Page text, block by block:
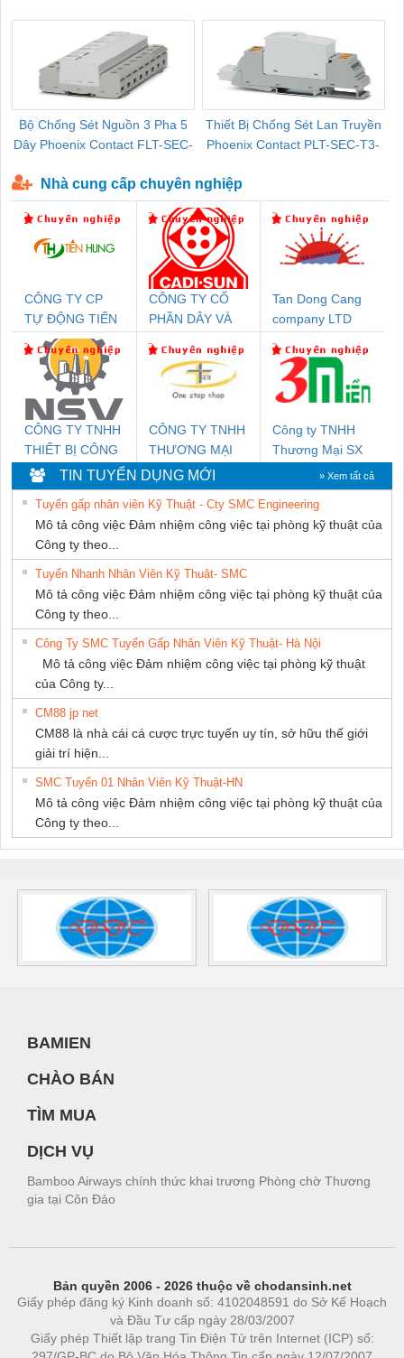
Bộ Chống Sét Nguồn 3 Pha 5
Dây Phoenix Contact FLT-SEC-
Thiết Bị Chống Sét Lan Truyền
Phoenix Contact PLT-SEC-T3-
Nhà cung cấp chuyên nghiệp
CÔNG TY CP
TỰ ĐỘNG TIẾN
HƯNG
CÔNG TY CỔ
PHẦN DÂY VÀ
THƯỢNG ĐÌNH
Tan Dong Cang
company LTD
CÔNG TY TNHH
THIẾT BỊ CÔNG
NGHIỆP NIHON
SETSUBI VIỆT
NAM
CÔNG TY TNHH
THƯƠNG MẠI
THIÊN ÂN VIỆT
NAM
Công ty TNHH
Thương Mại SX
TIN TUYỂN DỤNG MỚI » Xem tất cả
Tuyển gấp nhân viên Kỹ Thuật - Cty SMC Engineering
Mô tả công việc Đảm nhiệm công việc tại phòng kỹ thuật của
Công ty theo...
Tuyển Nhanh Nhân Viên Kỹ Thuật- SMC
Mô tả công việc Đảm nhiệm công việc tại phòng kỹ thuật của
Công ty theo...
Công Ty SMC Tuyển Gấp Nhân Viên Kỹ Thuật- Hà Nội
Mô tả công việc Đảm nhiệm công việc tại phòng kỹ thuật
của Công ty...
CM88 jp net
CM88 là nhà cái cá cược trực tuyến uy tín, sở hữu thế giới
giải trí hiện...
SMC Tuyển 01 Nhân Viên Kỹ Thuật-HN
Mô tả công việc Đảm nhiệm công việc tại phòng kỹ thuật của
Công ty theo...
BAMIEN
CHÀO BÁN
TÌM MUA
DỊCH VỤ
Bamboo Airways chính thức khai trương Phòng chờ Thương
gia tại Côn Đảo
Bản quyền 2006 - 2026 thuộc về chodansinh.net
Giấy phép đăng ký Kinh doanh số: 4102048591 do Sở Kế Hoạch
và Đầu Tư cấp ngày 28/03/2007
Giấy phép Thiết lập trang Tin Điện Tử trên Internet (ICP) số: